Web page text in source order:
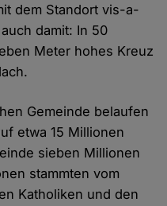
dem Standort vis-a-
damit: In 50
Meter hohes Kreuz
Gemeinde belaufen
etwa 15 Millionen
sieben Millionen
stammten vom
Katholiken und den